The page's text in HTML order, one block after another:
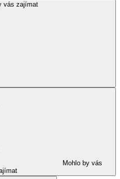
vás zajímat
Mohlo by vás